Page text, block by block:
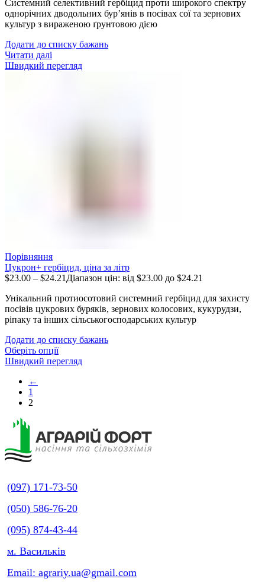
Системний селективний гербіцид проти широкого спектру
однорічних дводольних бур’янів в посівах сої та зернових
культур з вираженою ґрунтовою дією
Додати до списку бажань
Читати далі
Швидкий перегляд
Порівняння
Цукрон+ гербіцид, ціна за літр
$23.00 – $24.21 Діапазон цін: від $23.00 до $24.21
Унікальний протиосотовий системний гербіцид для захисту
посівів цукрових буряків, зернових колосових, кукурудзи,
ріпаку та інших сільськогосподарських культур
Додати до списку бажань
Оберіть опції
Швидкий перегляд
←
1
2
(097) 171-73-50
(050) 586-76-20
(095) 874-43-44
м. Васильків
Email: agrariy.ua@gmail.com